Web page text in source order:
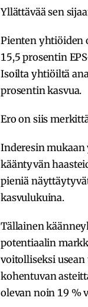
Yllättävää sen
Pienten yhtiöiden
15,5 prosentin
Isoilta yhtiöiltä
prosentin kasvua.
Ero on siis
Inderesin mukaan
kääntyvän
pieniä
kasvulukuina.
Tällainen
potentiaalin
voitolliseksi
kohentuvan
olevan noin 19 %